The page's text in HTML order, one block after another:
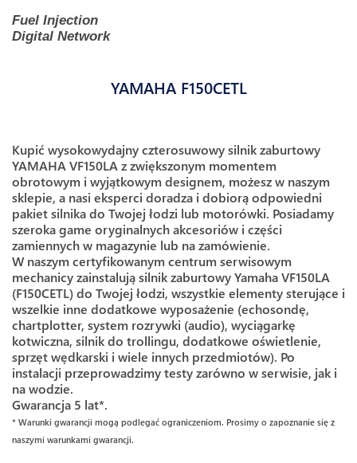
Fuel Injection
Digital Network
YAMAHA F150CETL
Kupić wysokowydajny czterosuwowy silnik zaburtowy
YAMAHA VF150LA z zwiększonym momentem
obrotowym i wyjątkowym designem, możesz w naszym
sklepie, a nasi eksperci doradza i dobiorą odpowiedni
pakiet silnika do Twojej łodzi lub motorówki. Posiadamy
szeroka game oryginalnych akcesoriów i części
zamiennych w magazynie lub na zamówienie.
W naszym certyfikowanym centrum serwisowym
mechanicy zainstalują silnik zaburtowy Yamaha VF150LA
(F150CETL) do Twojej łodzi, wszystkie elementy sterujące i
wszelkie inne dodatkowe wyposażenie (echosondę,
chartplotter, system rozrywki (audio), wyciągarkę
kotwiczna, silnik do trollingu, dodatkowe oświetlenie,
sprzęt wędkarski i wiele innych przedmiotów). Po
instalacji przeprowadzimy testy zarówno w serwisie, jak i
na wodzie.
Gwarancja 5 lat*.
* Warunki gwarancji mogą podlegać ograniczeniom. Prosimy o zapoznanie się z
naszymi warunkami gwarancji.